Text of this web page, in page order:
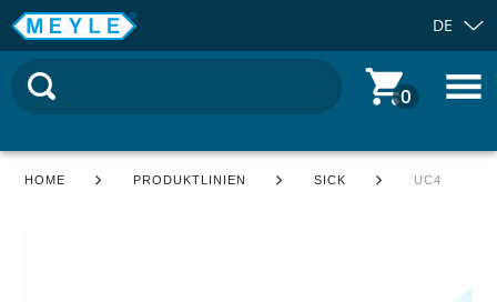
DE
0
HOME PRODUKTLINIEN SICK UC4